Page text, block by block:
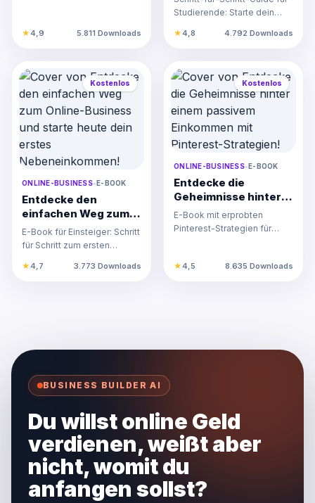
★4,9 5.811 Downloads
für Studierende
Studierende: Starte dein
mit KI-Technologie…
★4,8 4.792 Downloads
Kostenlos
ONLINE-BUSINESS• E-BOOK
Entdecke den
einfachen Weg zum
Online-Business und
starte heute dein
Nebeneinkommen!
E-Book für Einsteiger: Schritt
für Schritt zum ersten
Online-Business. Praxisnah,
★4,7 3.773 Downloads
Kostenlos
ONLINE-BUSINESS• E-BOOK
Entdecke die
Geheimnisse hinter
einem passivem
Einkommen mit
E-Book mit erprobten
Pinterest-Strategien für
im…
★4,5 8.635 Downloads
BUSINESS BUILDER AI
Du willst online Geld
verdienen, weißt aber
nicht, womit du
anfangen sollst?